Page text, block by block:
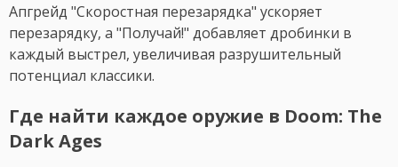
Апгрейд "Скоростная перезарядка" ускоряет
перезарядку, а "Получай!" добавляет дробинки в
каждый выстрел, увеличивая разрушительный
потенциал классики.
Где найти каждое оружие в Doom: The
Dark Ages